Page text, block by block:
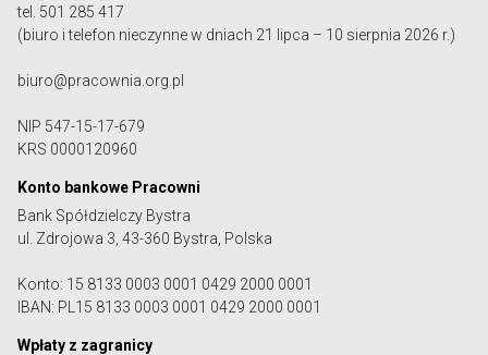
tel. 501 285 417
(biuro i telefon nieczynne w dniach 21 lipca – 10 sierpnia 2026 r.)
biuro@pracownia.org.pl
NIP 547-15-17-679
KRS 0000120960
Konto bankowe Pracowni
Bank Spółdzielczy Bystra
ul. Zdrojowa 3, 43-360 Bystra, Polska
Konto: 15 8133 0003 0001 0429 2000 0001
IBAN: PL15 8133 0003 0001 0429 2000 0001
Wpłaty z zagranicy